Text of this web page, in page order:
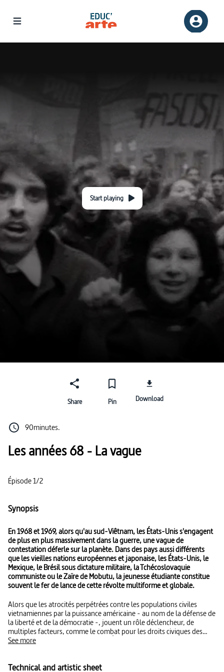
Start playing
Share Pin Download
90minutes.
Les années 68 - La vague
Épisode 1/2
Synopsis
En 1968 et 1969, alors qu'au sud-Viêtnam, les États-Unis s'engagent
de plus en plus massivement dans la guerre, une vague de
contestation déferle sur la planète. Dans des pays aussi différents
que les vieilles nations européennes et japonaise, les États-Unis, le
Mexique, le Brésil sous dictature militaire, la Tchécoslovaquie
communiste ou le Zaïre de Mobutu, la jeunesse étudiante constitue
souvent le fer de lance de cette révolte multiforme et globale.
Alors que les atrocités perpétrées contre les populations civiles
vietnamiennes par la puissance américaine - au nom de la défense de
la liberté et de la démocratie -, jouent un rôle déclencheur, de
multiples facteurs, comme le combat pour les droits civiques des
Noirs et le mouvement hippie aux États-Unis, le poids de la tutelle
Seconde Guerre mondiale descend dans la rue pour rejeter les
See more
Technical and artistic sheet